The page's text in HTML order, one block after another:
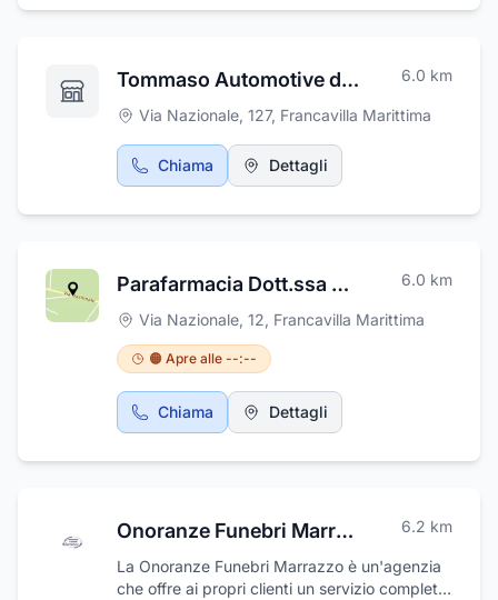
cereali, ai semi di sesamo e amaranto, semi di
sale, crostini al curcuma e zenzero taralli e
bianche, ciabatte casarecce, biscotti
caserecci e tante altre linee di prodotti da
forno. Effettuiamo servizio di consegna a
domicilio entro il raggio di 40km e spediamo i
assisterà con cortesia e disponibilità nella
ditta progetta arredamenti su misura ed offre
la possibilità di pagamenti personalizzati.
Tommaso Automotive di Tommaso Ferraro 6.0 km
Via Nazionale, 127, Francavilla Marittima
Chiama Dettagli
Parafarmacia Dott.ssa Giusy Randelli 6.0 km
Via Nazionale, 12, Francavilla Marittima
🟠 Apre alle --:--
Chiama Dettagli
Onoranze Funebri Marrazzo 6.2 km
La Onoranze Funebri Marrazzo è un'agenzia
che offre ai propri clienti un servizio completo